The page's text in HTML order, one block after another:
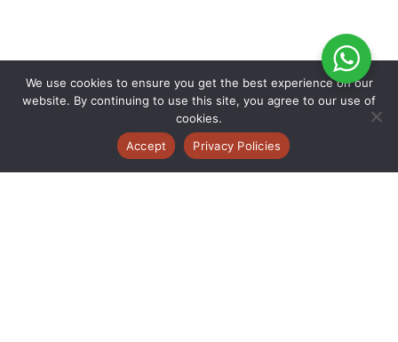
We use cookies to ensure you get the best experience on our
website. By continuing to use this site, you agree to our use of
cookies.
Accept
Privacy Policies